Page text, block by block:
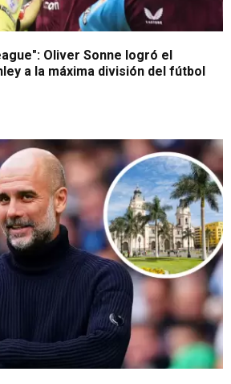
Oliver Sonne logró el
a la máxima división del fútbol